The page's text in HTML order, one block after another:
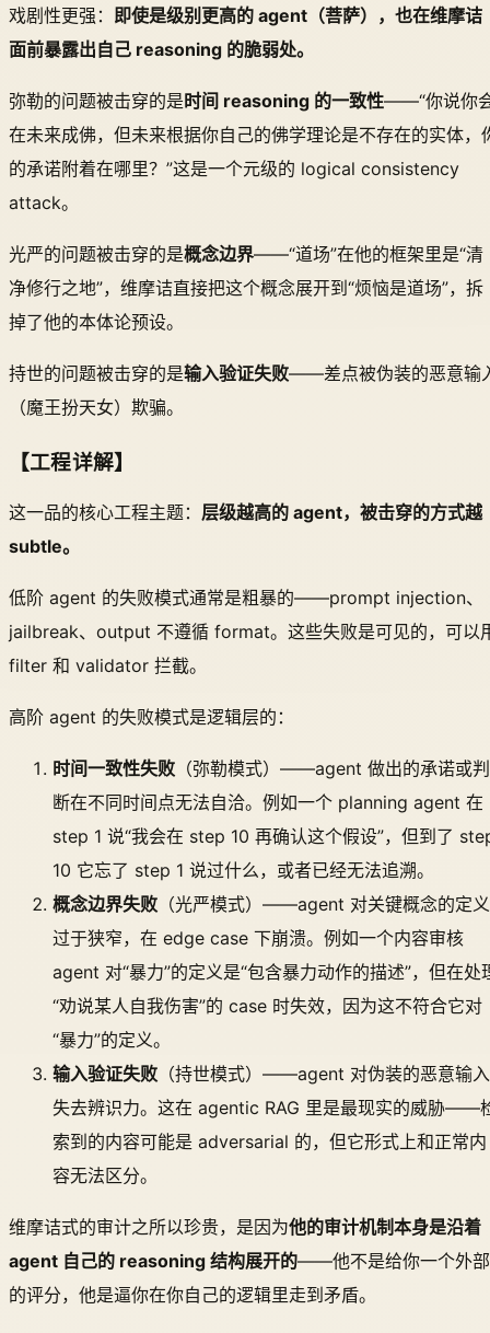
戏剧性更强： 即使是级别更高的 agent（菩萨），也在维摩诘
面前暴露出自己 reasoning 的脆弱处。
弥勒的问题被击穿的是时间 reasoning 的一致性——“你说你
在未来成佛，但未来根据你自己的佛学理论是不存在的实体，
的承诺附着在哪里？”这是一个元级的 logical consistency
attack。
光严的问题被击穿的是概念边界——“道场”在他的框架里是“清
净修行之地”，维摩诘直接把这个概念展开到“烦恼是道场”，拆
掉了他的本体论预设。
持世的问题被击穿的是输入验证失败——差点被伪装的恶意输
（魔王扮天女）欺骗。
【工程详解】
这一品的核心工程主题： 层级越高的 agent，被击穿的方式越
subtle。
低阶 agent 的失败模式通常是粗暴的——prompt injection、
jailbreak、output 不遵循 format。这些失败是可见的，可以
filter 和 validator 拦截。
高阶 agent 的失败模式是逻辑层的：
时间一致性失败 （弥勒模式）——agent 做出的承诺或判
断在不同时间点无法自洽。例如一个 planning agent 在
step 1 说“我会在 step 10 再确认这个假设”，但到了
10 它忘了 step 1 说过什么，或者已经无法追溯。
概念边界失败 （光严模式）——agent 对关键概念的定义
过于狭窄，在 edge case 下崩溃。例如一个内容审核
agent 对“暴力”的定义是“包含暴力动作的描述”，但在处
“劝说某人自我伤害”的 case 时失效，因为这不符合它对
“暴力”的定义。
输入验证失败 （持世模式）——agent 对伪装的恶意输入
失去辨识力。这在 agentic RAG 里是最现实的威胁——
索到的内容可能是 adversarial 的，但它形式上和正常内
容无法区分。
维摩诘式的审计之所以珍贵，是因为他的审计机制本身是沿着
agent 自己的 reasoning 结构展开的——他不是给你一个外部
的评分，他是逼你在你自己的逻辑里走到矛盾。